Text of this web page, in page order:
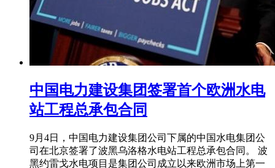
中国电力建设集团签署首个欧洲水电
站工程总承包合同
9月4日，中国电力建设集团公司下属的中国水电集团公
司在北京签署了波黑乌洛格水电站工程总承包合同。 波
黑约雷戈水电项目是集团公司成立以来欧洲市场上第一